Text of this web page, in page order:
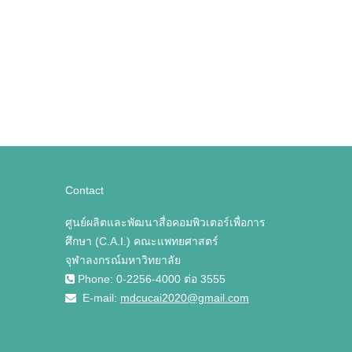
Contact
ศูนย์ผลิตและพัฒนาสื่อคอมพิวเตอร์เพื่อการ
ศึกษา (C.A.I.) คณะแพทยศาสตร์
จุฬาลงกรณ์มหาวิทยาลัย
Phone: 0-2256-4000 ต่อ 3555
E-mail: mdcucai2020@gmail.com